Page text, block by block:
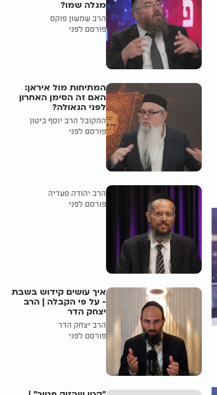
מגלה שמו?
הרב שמשון פוקס
פורסם לפני
המתיחות מול איראן:
האם זה הסימן האחרון
לפני הגאולה?
המקובל הרב יוסף ביטון
פורסם לפני
הרב יהודה סעדיה
פורסם לפני
איך עושים קידוש בשבת
- על פי הקבלה | הרב
יצחק הדר
הרב יצחק הדר
פורסם לפני